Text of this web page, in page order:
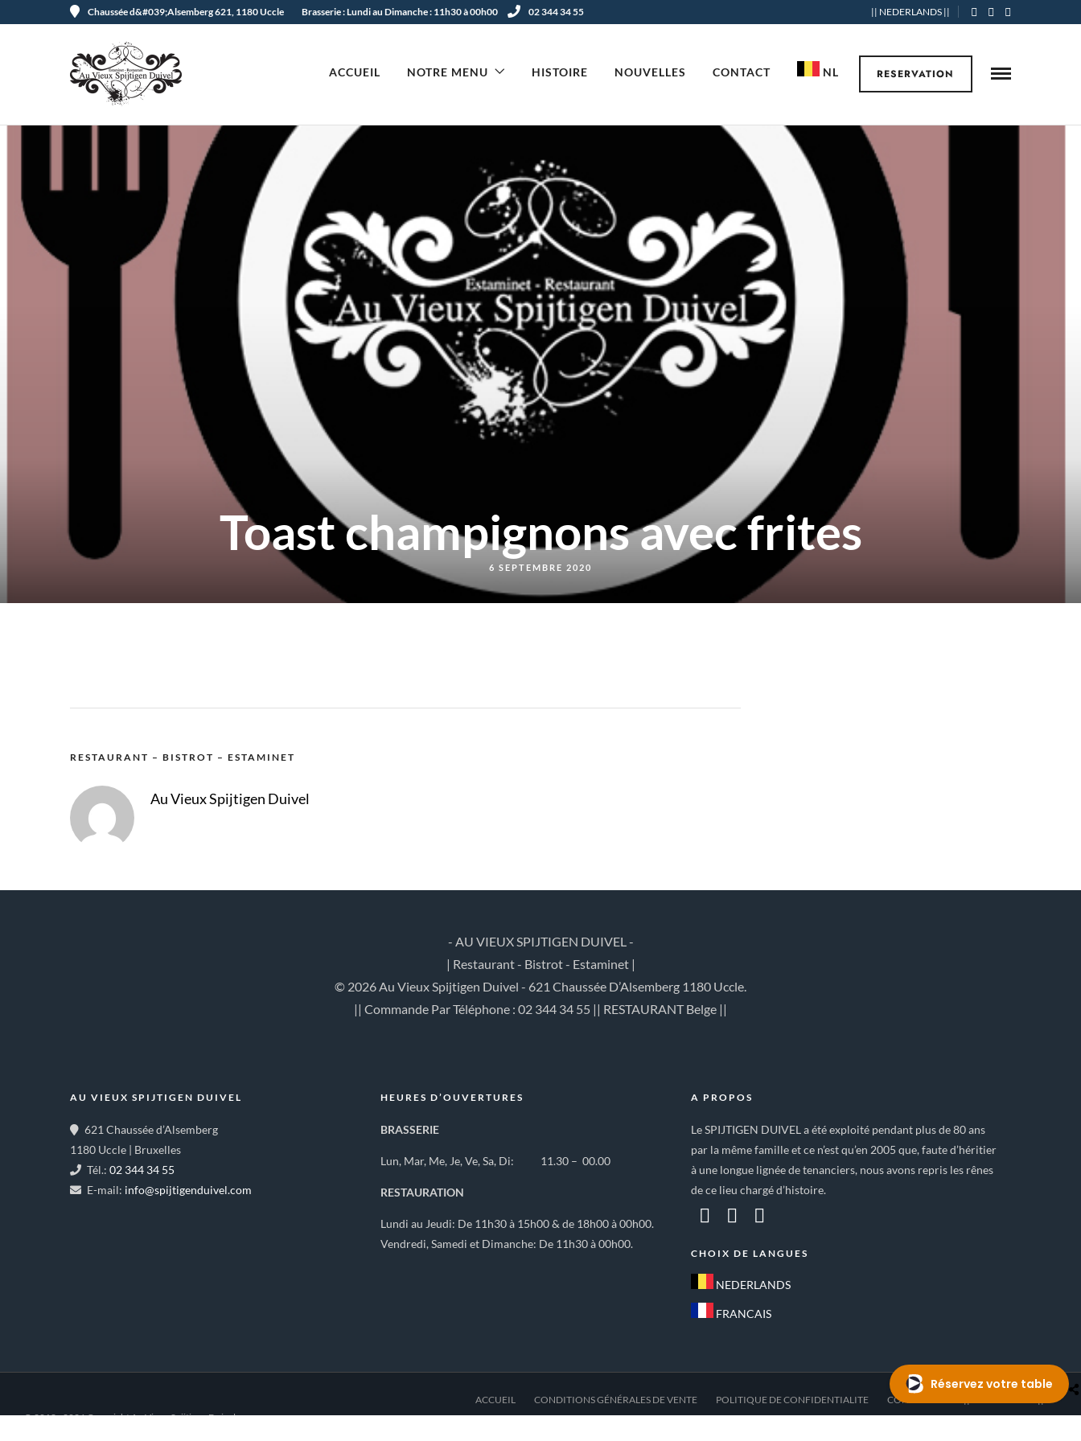
|| NEDERLANDS ||
Chaussée d&#039;Alsemberg 621, 1180 Uccle Brasserie : Lundi au Dimanche : 11h30 à 00h00 02 344 34 55
RESERVATION
ACCUEIL NOTRE MENU HISTOIRE NOUVELLES CONTACT NL
Toast champignons avec frites
6 SEPTEMBRE 2020
RESTAURANT – BISTROT – ESTAMINET
Au Vieux Spijtigen Duivel
- AU VIEUX SPIJTIGEN DUIVEL -
| Restaurant - Bistrot - Estaminet |
© 2026 Au Vieux Spijtigen Duivel - 621 Chaussée D’Alsemberg 1180 Uccle.
|| Commande Par Téléphone : 02 344 34 55 || RESTAURANT Belge ||
AU VIEUX SPIJTIGEN DUIVEL
621 Chaussée d’Alsemberg
1180 Uccle | Bruxelles
Tél.: 02 344 34 55
E-mail: info@spijtigenduivel.com
HEURES D’OUVERTURES
BRASSERIE
Lun, Mar, Me, Je, Ve, Sa, Di: 11.30 – 00.00
RESTAURATION
Lundi au Jeudi: De 11h30 à 15h00 & de 18h00 à 00h00.
Vendredi, Samedi et Dimanche: De 11h30 à 00h00.
A PROPOS
Le SPIJTIGEN DUIVEL a été exploité pendant plus de 80 ans
par la même famille et ce n’est qu’en 2005 que, faute d’héritier
à une longue lignée de tenanciers, nous avons repris les rênes
de ce lieu chargé d’histoire.
CHOIX DE LANGUES
NEDERLANDS
FRANCAIS
ACCUEIL CONDITIONS GÉNÉRALES DE VENTE POLITIQUE DE CONFIDENTIALITE CONTACT
—- || RESERVATION || —-
© 2018 - 2026 Copyright Au Vieux Spijtigen Duivel.